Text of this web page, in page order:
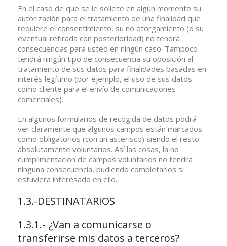
En el caso de que se le solicite en algún momento su
autorización para el tratamiento de una finalidad que
requiere el consentimiento, su no otorgamiento (o su
eventual retirada con posterioridad) no tendrá
consecuencias para usted en ningún caso. Tampoco
tendrá ningún tipo de consecuencia su oposición al
tratamiento de sus datos para finalidades basadas en
interés legítimo (por ejemplo, el uso de sus datos
como cliente para el envío de comunicaciones
comerciales).
En algunos formularios de recogida de datos podrá
ver claramente que algunos campos están marcados
como obligatorios (con un asterisco) siendo el resto
absolutamente voluntarios. Así las cosas, la no
cumplimentación de campos voluntarios no tendrá
ninguna consecuencia, pudiendo completarlos si
estuviera interesado en ello.
1.3.-DESTINATARIOS
1.3.1.- ¿Van a comunicarse o
transferirse mis datos a terceros?